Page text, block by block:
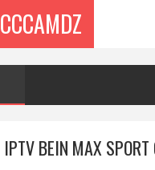
CCCAMDZ
IPTV BEIN MAX